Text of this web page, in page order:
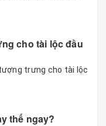
cho tài lộc đầu
trưng cho tài lộc
thế ngay?